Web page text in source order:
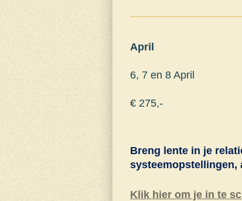
April
6, 7 en 8 April
€ 275,-
Breng lente in je
systeemopstellingen,
Klik hier om je in te